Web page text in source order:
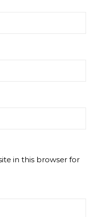
in this browser for